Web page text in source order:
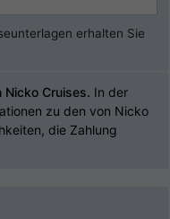
erhalten Sie
Nicko Cruises. In der
zu den von Nicko
die Zahlung